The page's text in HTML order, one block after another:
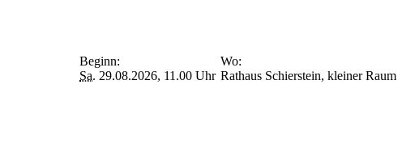
Beginn:
Sa. 29.08.2026, 11.00 Uhr
Wo:
Rathaus Schierstein, kleiner Raum